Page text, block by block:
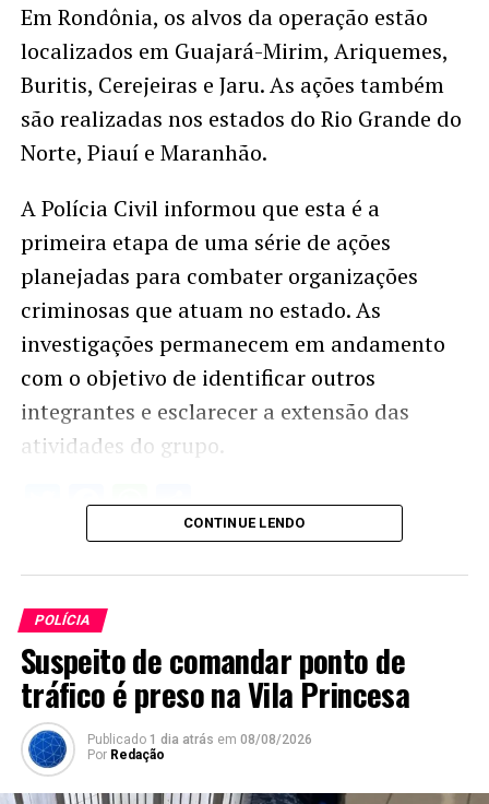
Em Rondônia, os alvos da operação estão
localizados em Guajará-Mirim, Ariquemes,
Buritis, Cerejeiras e Jaru. As ações também
são realizadas nos estados do Rio Grande do
Norte, Piauí e Maranhão.
A Polícia Civil informou que esta é a
primeira etapa de uma série de ações
planejadas para combater organizações
criminosas que atuam no estado. As
investigações permanecem em andamento
com o objetivo de identificar outros
integrantes e esclarecer a extensão das
atividades do grupo.
Twitter
Facebook
WhatsApp
Share
CONTINUE LENDO
POLÍCIA
Suspeito de comandar ponto de
tráfico é preso na Vila Princesa
Publicado 1 dia atrás em 08/08/2026
Por Redação